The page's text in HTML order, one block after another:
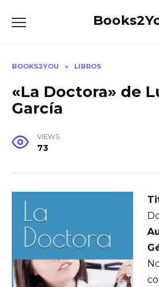
BOOKS2YOU » LIBROS
«La Doctora» de
García
VIEWS
73